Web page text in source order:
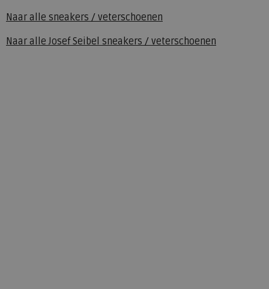
Naar alle sneakers / veterschoenen
Naar alleJosef Seibel sneakers / veterschoenen